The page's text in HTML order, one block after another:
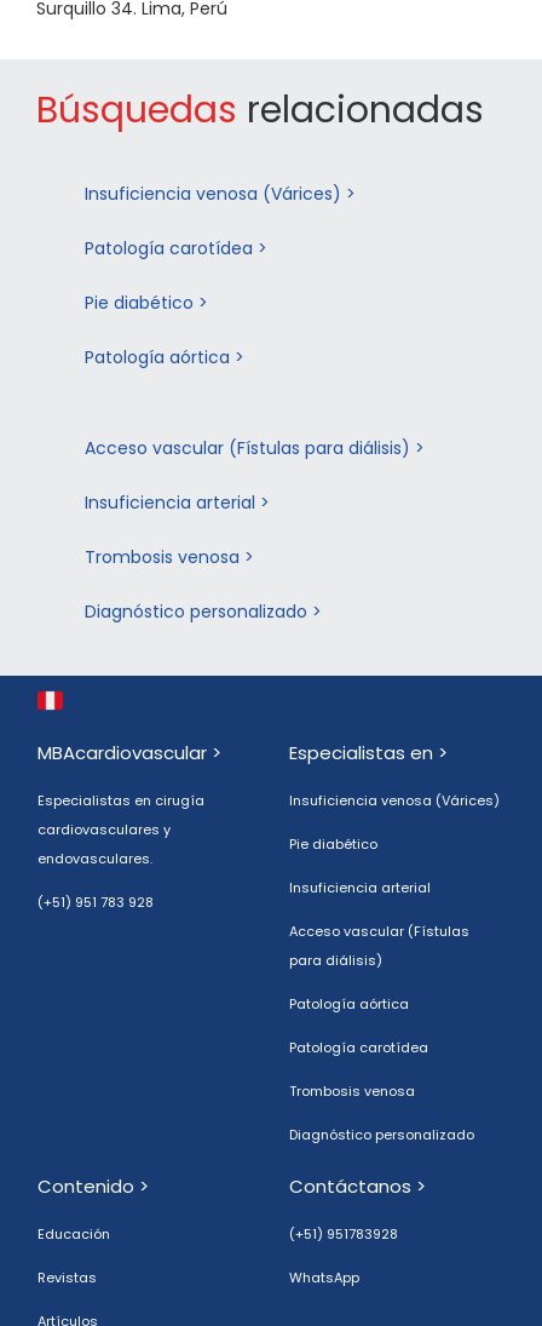
Surquillo 34. Lima, Perú
Búsquedas relacionadas
Insuficiencia venosa (Várices) >
Patología carotídea >
Pie diabético >
Patología aórtica >
Acceso vascular (Fístulas para diálisis) >
Insuficiencia arterial >
Trombosis venosa >
Diagnóstico personalizado >
MBAcardiovascular >
Especialistas en cirugía
cardiovasculares y
endovasculares.
(+51) 951 783 928
Especialistas en >
Insuficiencia venosa (Várices)
Pie diabético
Insuficiencia arterial
Acceso vascular (Fístulas
para diálisis)
Patología aórtica
Patología carotídea
Trombosis venosa
Diagnóstico personalizado
Contenido >
Educación
Revistas
Artículos
Contáctanos >
(+51) 951783928
WhatsApp